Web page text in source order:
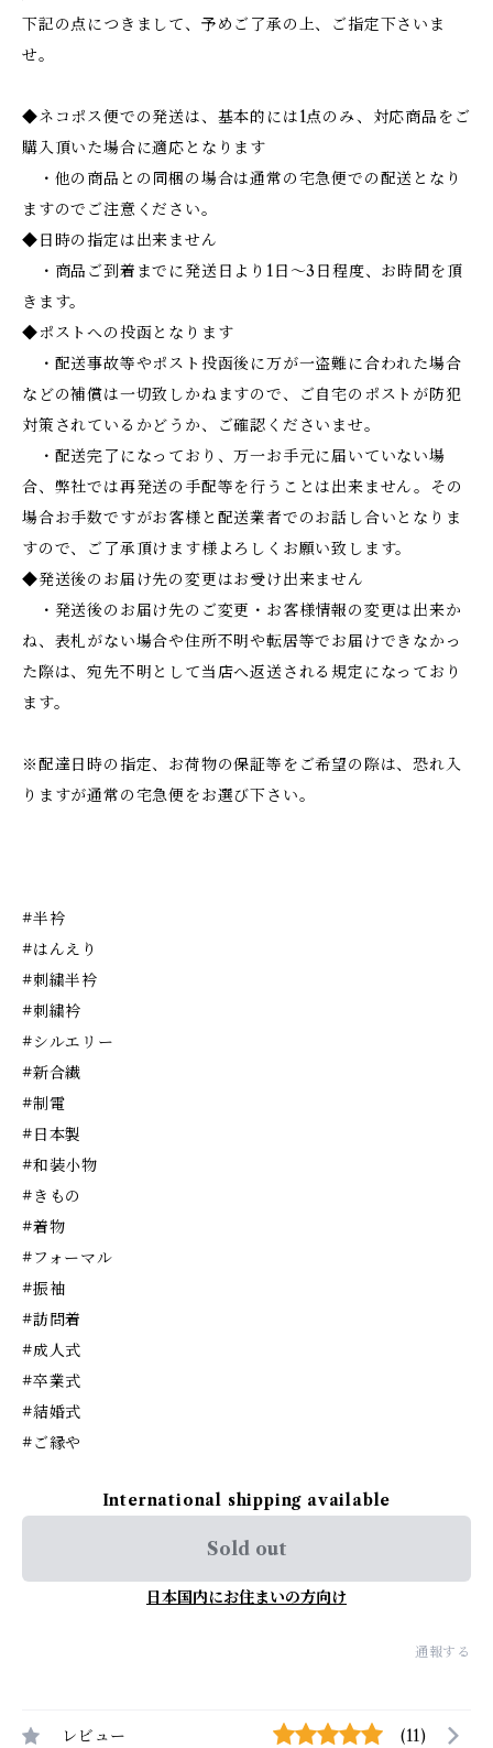
下記の点につきまして、予めご了承の上、ご指定下さいま
せ。
◆ネコポス便での発送は、基本的には1点のみ、対応商品をご
購入頂いた場合に適応となります
・他の商品との同梱の場合は通常の宅急便での配送となり
ますのでご注意ください。
◆日時の指定は出来ません
・商品ご到着までに発送日より1日～3日程度、お時間を頂
きます。
◆ポストへの投函となります
・配送事故等やポスト投函後に万が一盗難に合われた場合
などの補償は一切致しかねますので、ご自宅のポストが防犯
対策されているかどうか、ご確認くださいませ。
・配送完了になっており、万一お手元に届いていない場
合、弊社では再発送の手配等を行うことは出来ません。その
場合お手数ですがお客様と配送業者でのお話し合いとなりま
すので、ご了承頂けます様よろしくお願い致します。
◆発送後のお届け先の変更はお受け出来ません
・発送後のお届け先のご変更・お客様情報の変更は出来か
ね、表札がない場合や住所不明や転居等でお届けできなかっ
た際は、宛先不明として当店へ返送される規定になっており
ます。
※配達日時の指定、お荷物の保証等をご希望の際は、恐れ入
りますが通常の宅急便をお選び下さい。
#半衿
#はんえり
#刺繍半衿
#刺繍衿
#シルエリー
#新合繊
#制電
#日本製
#和装小物
#きもの
#着物
#フォーマル
#振袖
#訪問着
#成人式
#卒業式
#結婚式
#ご縁や
International shipping available
Sold out
日本国内にお住まいの方向け
通報する
レビュー (11)